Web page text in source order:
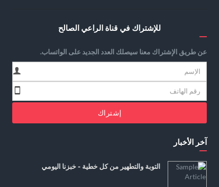
للإشتراك في قناة الراعي الصالح
عن طريق الإشتراك معنا سيصلك العدد الجديد على الواتساب.
إشتراك
آخر الأخبار
التوبة والتطهير من كل خطية - خبزنا اليومي